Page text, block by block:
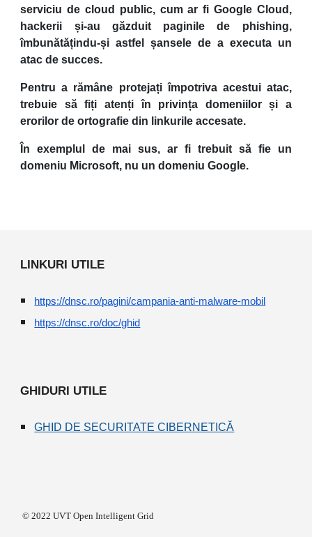
serviciu de cloud public, cum ar fi Google Cloud,
hackerii și-au găzduit paginile de phishing,
îmbunătățindu-și astfel șansele de a executa un
atac de succes.
Pentru a rămâne protejați împotriva acestui atac,
trebuie să fiți atenți în privința domeniilor și a
erorilor de ortografie din linkurile accesate.
În exemplul de mai sus, ar fi trebuit să fie un
domeniu Microsoft, nu un domeniu Google.
LINKURI UTILE
https://dnsc.ro/pagini/campania-anti-malware-mobil
https://dnsc.ro/doc/ghid
GHIDURI UTILE
GHID DE SECURITATE CIBERNETICĂ
© 2022 UVT Open Intelligent Grid